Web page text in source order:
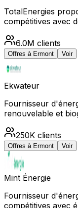
TotalEnergies
compétitives avec
6.0M clients
Offres à Ermont Voir
Ekwateur
Fournisseur
renouvelable et
250K clients
Offres à Ermont Voir
Mint Énergie
Fournisseur
compétitives avec